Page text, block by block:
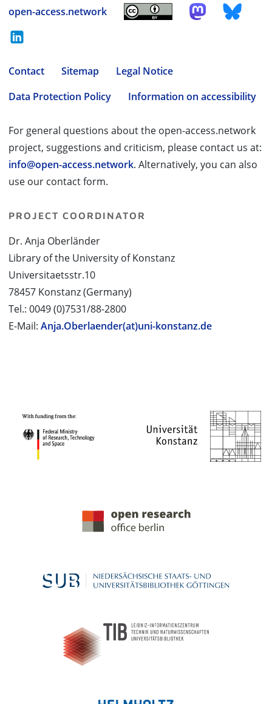
open-access.network
Contact Sitemap
Legal Notice
Data Protection Policy
Information on accessibility
For general questions about the open-access.network
project, suggestions and criticism, please contact us at:
info@open-access.network. Alternatively, you can also
use our contact form.
PROJECT COORDINATOR
Dr. Anja Oberländer
Library of the University of Konstanz
Universitaetsstr.10
78457 Konstanz (Germany)
Tel.: 0049 (0)7531/88-2800
E-Mail: Anja.Oberlaender(at)uni-konstanz.de